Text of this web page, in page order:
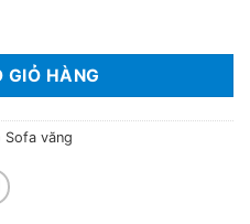
xám tại Hà Nội số lượng
GIỎ HÀNG
Sofa văng